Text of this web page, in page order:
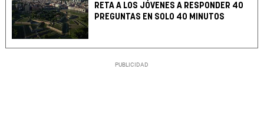
RETA A LOS JÓVENES A RESPONDER 40
PREGUNTAS EN SOLO 40 MINUTOS